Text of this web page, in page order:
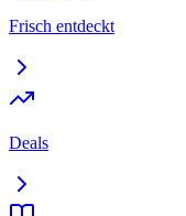
Frisch entdeckt
Deals